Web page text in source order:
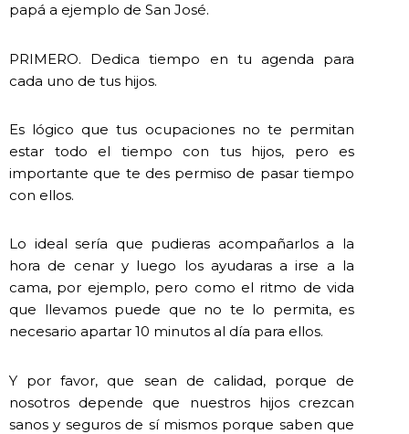
papá a ejemplo de San José.
PRIMERO. Dedica tiempo en tu agenda para
cada uno de tus hijos.
Es lógico que tus ocupaciones no te permitan
estar todo el tiempo con tus hijos, pero es
importante que te des permiso de pasar tiempo
con ellos.
Lo ideal sería que pudieras acompañarlos a la
hora de cenar y luego los ayudaras a irse a la
cama, por ejemplo, pero como el ritmo de vida
que llevamos puede que no te lo permita, es
necesario apartar 10 minutos al día para ellos.
Y por favor, que sean de calidad, porque de
nosotros depende que nuestros hijos crezcan
sanos y seguros de sí mismos porque saben que